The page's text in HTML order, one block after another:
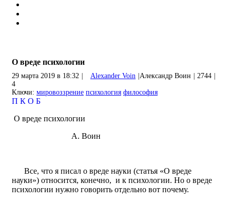
О вреде психологии
29 марта 2019 в 18:32 Alexander Voin Александр Воин 2744
4
Ключи: мировоззрение психология философия
П К О Б
О вреде психологии
А. Воин
Все, что я писал о вреде науки (статья «О вреде
науки») относится, конечно, и к психологии. Но о вреде
психологии нужно говорить отдельно вот почему.